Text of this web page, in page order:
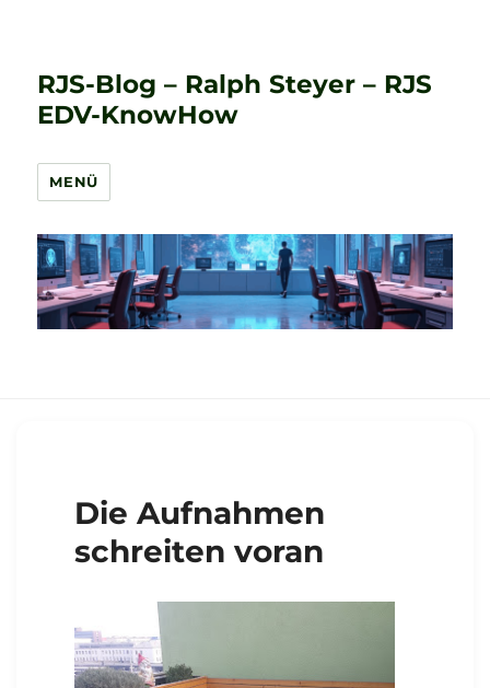
RJS-Blog – Ralph Steyer – RJS
EDV-KnowHow
MENÜ
Die Aufnahmen
schreiten voran